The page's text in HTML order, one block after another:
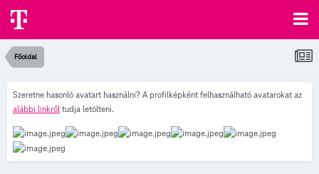
Főoldal
Szeretne hasonló avatart használni? A profilképként felhasználható avatarokat az
alábbi linkről tudja letölteni.